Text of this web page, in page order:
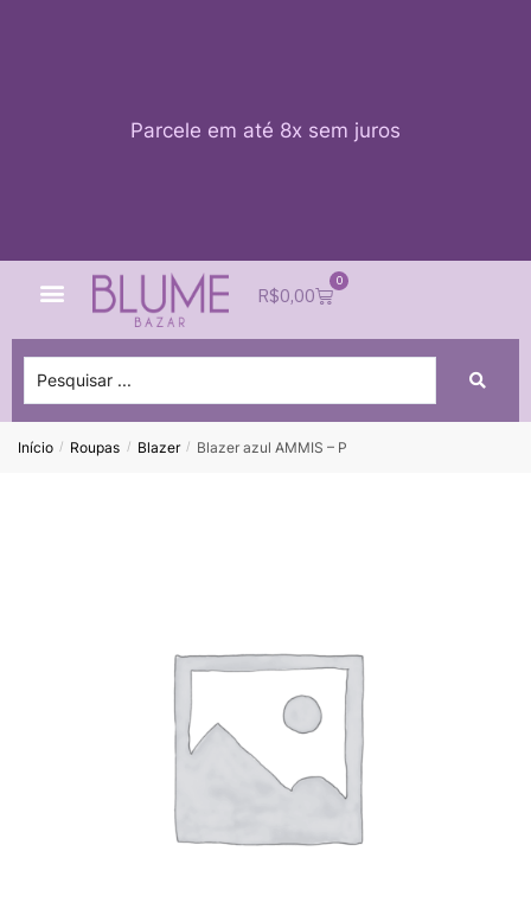
Parcele em até 8x sem juros
R$0,00
0
Início / Roupas / Blazer / Blazer azul AMMIS – P